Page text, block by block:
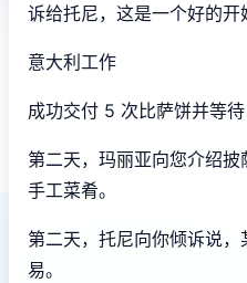
诉给托尼，这是一个好的开
意大利工作
成功交付 5 次比萨饼并等待
第二天，玛丽亚向您介绍
手工菜肴。
第二天，托尼向你倾诉说
易。